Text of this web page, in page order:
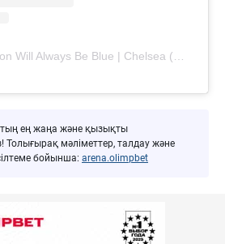
ең жаңа және қызықты
мәліметтер, талдау және
бойынша: arena.olimpbet